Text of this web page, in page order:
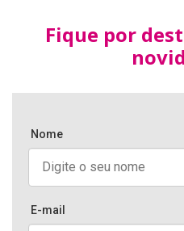
Fique por
Nome
E-mail